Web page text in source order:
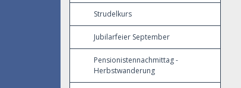
Strudelkurs
Jubilarfeier September
Pensionistennachmittag -
Herbstwanderung